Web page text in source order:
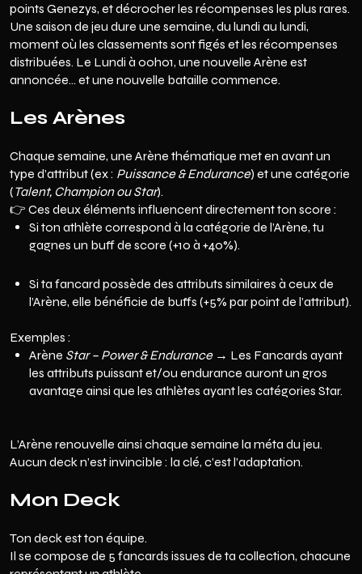
points Genezys, et décrocher les récompenses les plus rares.
Une saison de jeu dure une semaine, du lundi au lundi,
moment où les classements sont figés et les récompenses
distribuées. Le Lundi à 00h01, une nouvelle Arène est
annoncée… et une nouvelle bataille commence.
Les Arènes
Chaque semaine, une Arène thématique met en avant un
type d’attribut (ex : Puissance & Endurance) et une catégorie
(Talent, Champion ou Star).
👉 Ces deux éléments influencent directement ton score :
Si ton athlète correspond à la catégorie de l’Arène, tu
gagnes un buff de score (+10 à +40%).
Si ta fancard possède des attributs similaires à ceux de
l’Arène, elle bénéficie de buffs (+5% par point de l’attribut).
Exemples :
Arène Star – Power & Endurance→ Les Fancards ayant
les attributs puissant et/ou endurance auront un gros
avantage ainsi que les athlètes ayant les catégories Star.
L’Arène renouvelle ainsi chaque semaine la méta du jeu.
Aucun deck n’est invincible : la clé, c’est l’adaptation.
Mon Deck
Ton deck est ton équipe.
Il se compose de 5 fancards issues de ta collection, chacune